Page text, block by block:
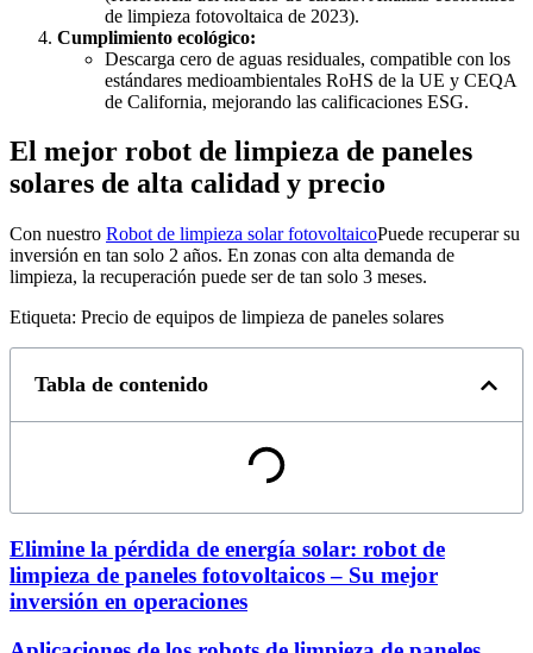
de limpieza fotovoltaica de 2023).
Cumplimiento ecológico:
Descarga cero de aguas residuales, compatible con los
estándares medioambientales RoHS de la UE y CEQA
de California, mejorando las calificaciones ESG.
El mejor robot de limpieza de paneles
solares de alta calidad y precio
Con nuestro Robot de limpieza solar fotovoltaicoPuede recuperar su
inversión en tan solo 2 años. En zonas con alta demanda de
limpieza, la recuperación puede ser de tan solo 3 meses.
Etiqueta: Precio de equipos de limpieza de paneles solares
Tabla de contenido
Elimine la pérdida de energía solar: robot de
limpieza de paneles fotovoltaicos – Su mejor
inversión en operaciones